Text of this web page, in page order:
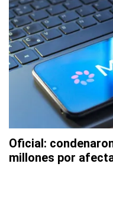
Oficial:
millones por